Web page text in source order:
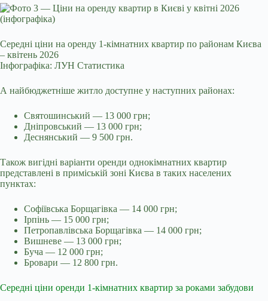
Середні ціни на оренду 1-кімнатних квартир по районам Києва
– квітень 2026
Інфографіка: ЛУН Статистика
А найбюджетніше житло доступне у наступних районах:
Святошинський — 13 000 грн;
Дніпровський — 13 000 грн;
Деснянський — 9 500 грн.
Також вигідні варіанти оренди однокімнатних квартир
представлені в приміській зоні Києва в таких населених
пунктах:
Софіївська Борщагівка — 14 000 грн;
Ірпінь — 15 000 грн;
Петропавлівська Борщагівка — 14 000 грн;
Вишневе — 13 000 грн;
Буча — 12 000 грн;
Бровари — 12 800 грн.
Середні ціни оренди 1-кімнатних квартир за роками забудови